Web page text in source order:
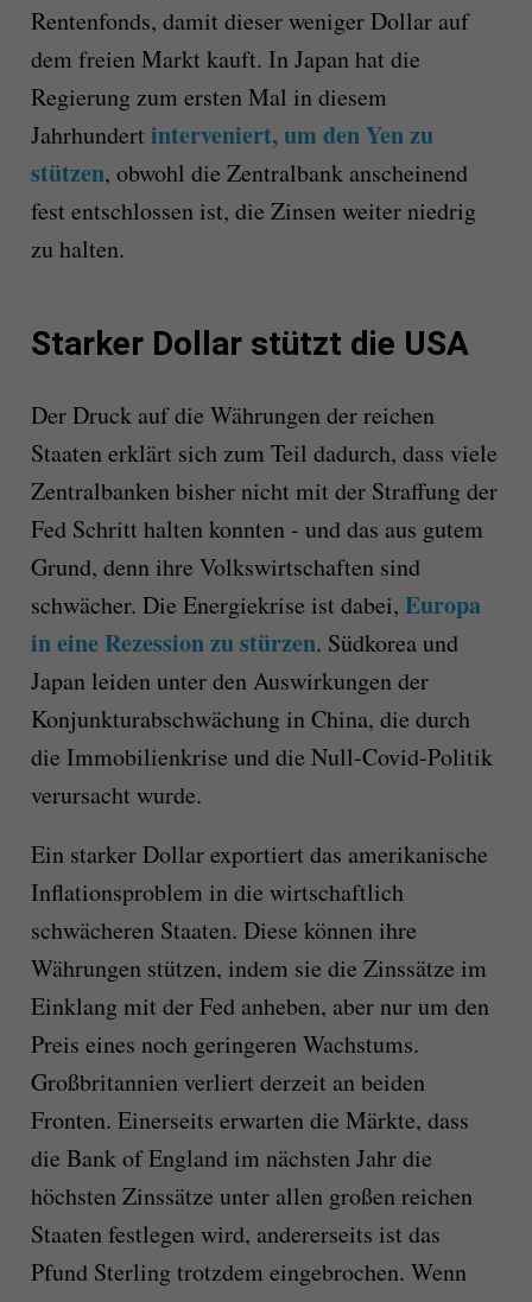
Rentenfonds, damit dieser weniger Dollar auf
dem freien Markt kauft. In Japan hat die
Regierung zum ersten Mal in diesem
Jahrhundert interveniert, um den Yen zu
stützen, obwohl die Zentralbank anscheinend
fest entschlossen ist, die Zinsen weiter niedrig
zu halten.
Starker Dollar stützt die USA
Der Druck auf die Währungen der reichen
Staaten erklärt sich zum Teil dadurch, dass viele
Zentralbanken bisher nicht mit der Straffung der
Fed Schritt halten konnten - und das aus gutem
Grund, denn ihre Volkswirtschaften sind
schwächer. Die Energiekrise ist dabei, Europa
in eine Rezession zu stürzen. Südkorea und
Japan leiden unter den Auswirkungen der
Konjunkturabschwächung in China, die durch
die Immobilienkrise und die Null-Covid-Politik
verursacht wurde.
Ein starker Dollar exportiert das amerikanische
Inflationsproblem in die wirtschaftlich
schwächeren Staaten. Diese können ihre
Währungen stützen, indem sie die Zinssätze im
Einklang mit der Fed anheben, aber nur um den
Preis eines noch geringeren Wachstums.
Großbritannien verliert derzeit an beiden
Fronten. Einerseits erwarten die Märkte, dass
die Bank of England im nächsten Jahr die
höchsten Zinssätze unter allen großen reichen
Staaten festlegen wird, andererseits ist das
Pfund Sterling trotzdem eingebrochen. Wenn